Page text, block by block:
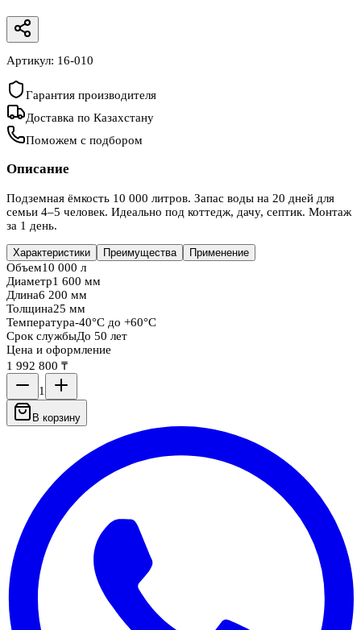
Артикул: 16-010
Гарантия производителя
Доставка по Казахстану
Поможем с подбором
Описание
Подземная ёмкость 10 000 литров. Запас воды на 20 дней для
семьи 4–5 человек. Идеально под коттедж, дачу, септик. Монтаж
за 1 день.
Характеристики Преимущества Применение
Объем10 000 л
Диаметр1 600 мм
Длина6 200 мм
Толщина25 мм
Температура-40°C до +60°C
Срок службыДо 50 лет
Цена и оформление
1 992 800 ₸
1
В корзину